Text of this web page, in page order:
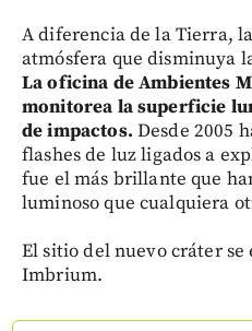
A diferencia de la Tierra,
atmósfera que disminuya
La oficina de Ambientes
monitorea la superficie
de impactos. Desde 2005
flashes de luz ligados a
fue el más brillante que
luminoso que cualquiera
El sitio del nuevo cráter
Imbrium.